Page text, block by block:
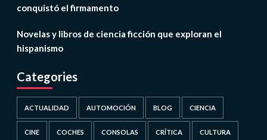
conquistó el firmamento
Novelas y libros de ciencia ficción que exploran el
hispanismo
Categories
ACTUALIDAD AUTOMOCIÓN BLOG CIENCIA
CINE COCHES CONSOLAS CRÍTICA CULTURA